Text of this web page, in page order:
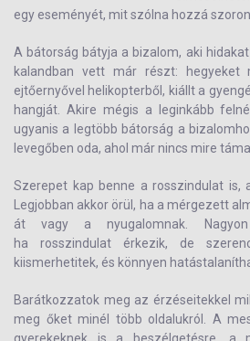
egy eseményét, mit szólna hozzá
A bátorság bátyja a bizalom, aki
kalandban vett már részt:
ejtőernyővel helikopterből, kiállt a
hangját. Akire mégis a leginkább
ugyanis a legtöbb bátorság a
levegőben oda, ahol már nincs mire
Szerepet kap benne a rosszindulat is,
Legjobban akkor örül, ha a mérgezett
át vagy a nyugalomnak.
ha rosszindulat érkezik, de
kiismerhetitek, és könnyen
Barátkozzatok meg az érzéseitekkel
meg őket minél több oldalukról. A